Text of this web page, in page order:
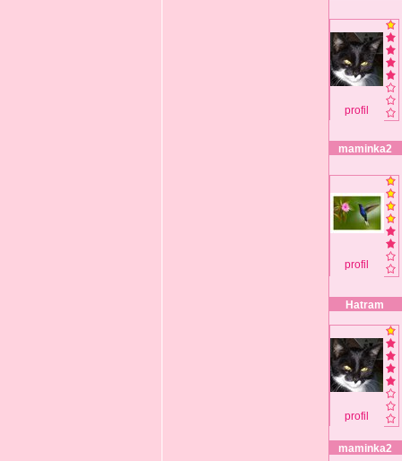
profil
maminka2
profil
Hatram
profil
maminka2